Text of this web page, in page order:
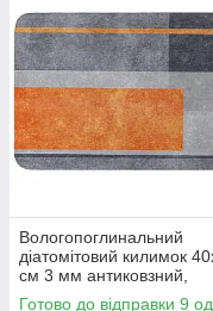
Вологопоглинальний
діатомітовий килимок
см 3 мм антиковзний,
Килимок для ванної
Готово до відправки 9 од.